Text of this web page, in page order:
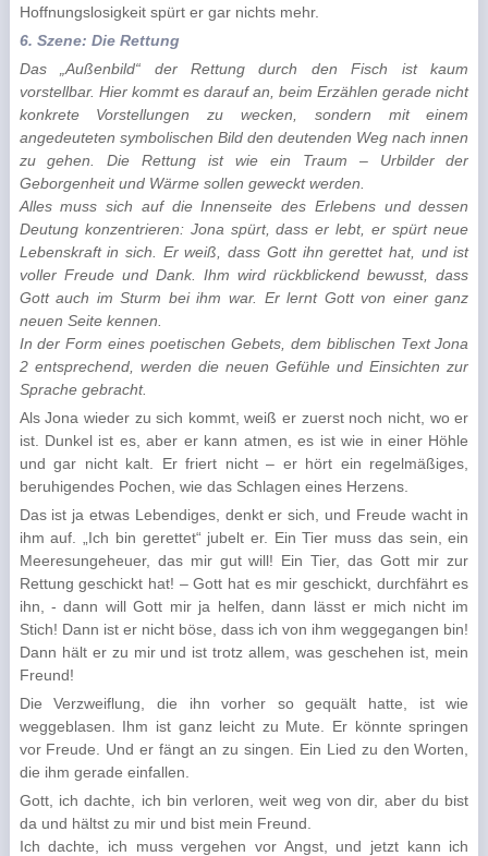
Hoffnungslosigkeit spürt er gar nichts mehr.
6. Szene: Die Rettung
Das „Außenbild“ der Rettung durch den Fisch ist kaum
vorstellbar. Hier kommt es darauf an, beim Erzählen gerade nicht
konkrete Vorstellungen zu wecken, sondern mit einem
angedeuteten symbolischen Bild den deutenden Weg nach innen
zu gehen. Die Rettung ist wie ein Traum – Urbilder der
Geborgenheit und Wärme sollen geweckt werden.
Alles muss sich auf die Innenseite des Erlebens und dessen
Deutung konzentrieren: Jona spürt, dass er lebt, er spürt neue
Lebenskraft in sich. Er weiß, dass Gott ihn gerettet hat, und ist
voller Freude und Dank. Ihm wird rückblickend bewusst, dass
Gott auch im Sturm bei ihm war. Er lernt Gott von einer ganz
neuen Seite kennen.
In der Form eines poetischen Gebets, dem biblischen Text Jona
2 entsprechend, werden die neuen Gefühle und Einsichten zur
Sprache gebracht.
Als Jona wieder zu sich kommt, weiß er zuerst noch nicht, wo er
ist. Dunkel ist es, aber er kann atmen, es ist wie in einer Höhle
und gar nicht kalt. Er friert nicht – er hört ein regelmäßiges,
beruhigendes Pochen, wie das Schlagen eines Herzens.
Das ist ja etwas Lebendiges, denkt er sich, und Freude wacht in
ihm auf. „Ich bin gerettet“ jubelt er. Ein Tier muss das sein, ein
Meeresungeheuer, das mir gut will! Ein Tier, das Gott mir zur
Rettung geschickt hat! – Gott hat es mir geschickt, durchfährt es
ihn, - dann will Gott mir ja helfen, dann lässt er mich nicht im
Stich! Dann ist er nicht böse, dass ich von ihm weg­gegangen bin!
Dann hält er zu mir und ist trotz allem, was geschehen ist, mein
Freund!
Die Verzweiflung, die ihn vorher so gequält hatte, ist wie
weggeblasen. Ihm ist ganz leicht zu Mute. Er könnte springen
vor Freude. Und er fängt an zu singen. Ein Lied zu den Worten,
die ihm gerade einfallen.
Gott, ich dachte, ich bin verloren, weit weg von dir, aber du bist
da und hältst zu mir und bist mein Freund.
Ich dachte, ich muss vergehen vor Angst, und jetzt kann ich